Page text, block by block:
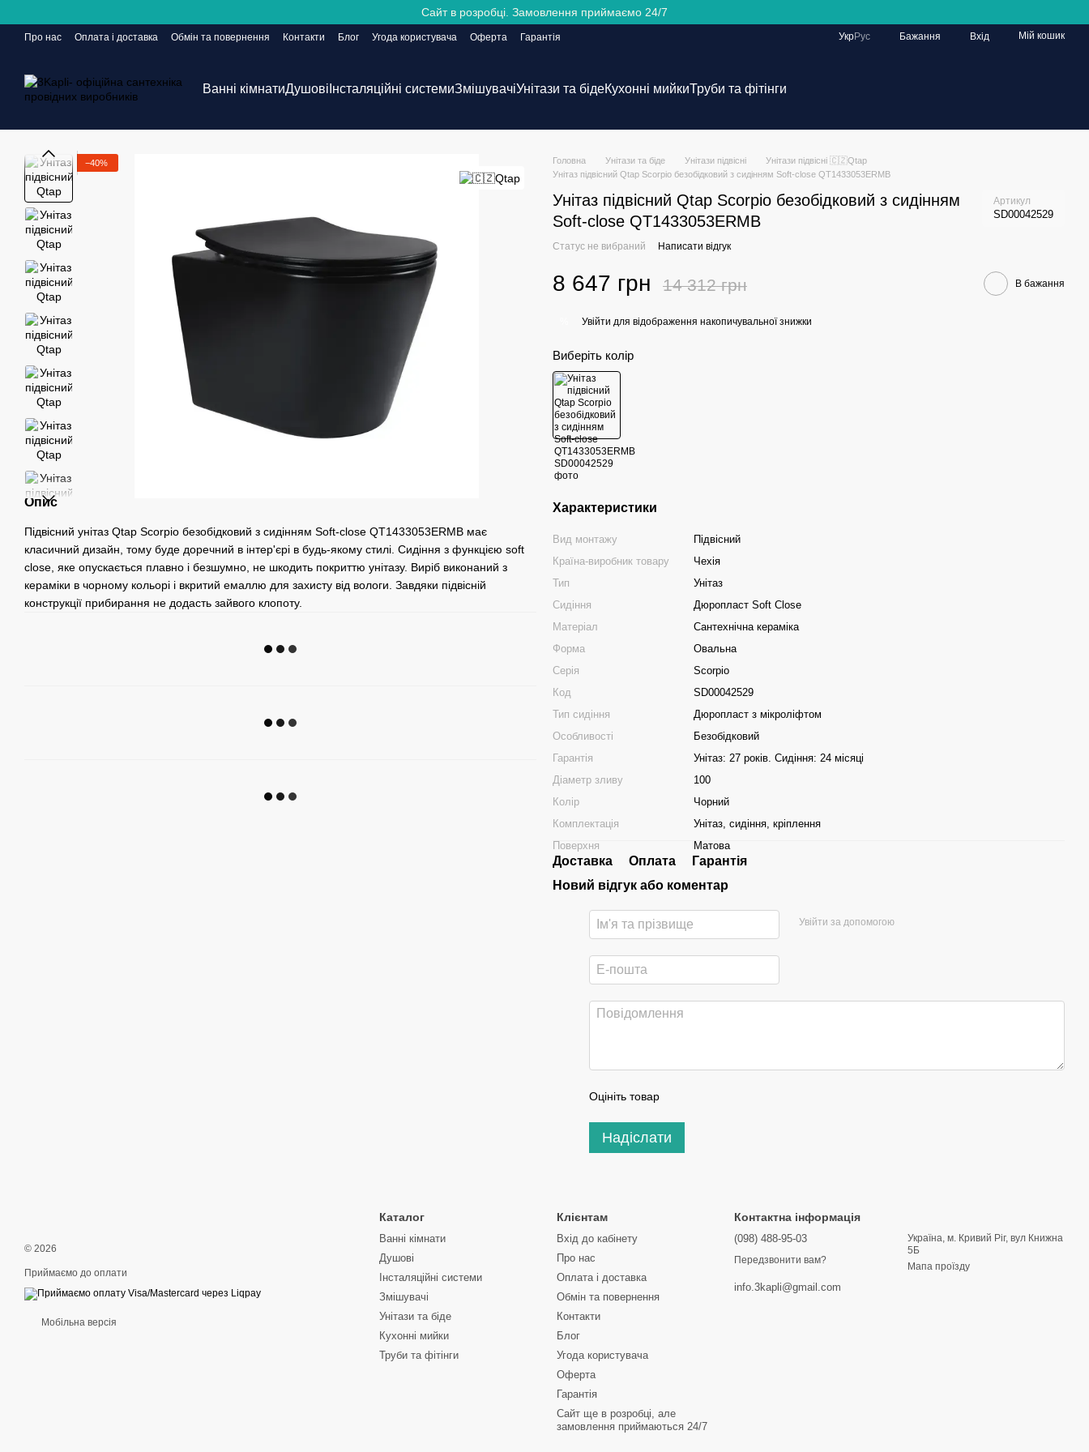
Сайт в розробці. Замовлення приймаємо 24/7
Про нас Оплата і доставка Обмін та повернення Контакти Блог Угода користувача Оферта
Гарантія
УкрРус Бажання Вхід Мій кошик
Ванні кімнатиДушові Інсталяційні системиЗмішувачіУнітази та бідеКухонні мийкиТруби та фітінги
−40%
Опис
Підвісний унітаз Qtap Scorpio безобідковий з сидінням Soft-close QT1433053ERMB має
класичний дизайн, тому буде доречний в інтер'єрі в будь-якому стилі. Сидіння з функцією soft
close, яке опускається плавно і безшумно, не шкодить покриттю унітазу. Виріб виконаний з
кераміки в чорному кольорі і вкритий емаллю для захисту від вологи. Завдяки підвісній
конструкції прибирання не додасть зайвого клопоту.
Головна Унітази та біде Унітази підвісні
Унітази підвісні 🇨🇿Qtap
Унітаз підвісний Qtap Scorpio безобідковий з сидінням Soft-close QT1433053ERMB
Унітаз підвісний Qtap Scorpio безобідковий з сидінням
Soft-close QT1433053ERMB
Артикул
SD00042529
Статус не вибраний Написати відгук
8 647 грн 14 312 грн В бажання
Увійти для відображення накопичувальної знижки
Виберіть колір
Характеристики
Вид монтажу
Підвісний
Країна-виробник товару
Чехія
Тип
Унітаз
Сидіння
Дюропласт Soft Close
Матеріал
Сантехнічна кераміка
Форма
Овальна
Серія
Scorpio
Код
SD00042529
Тип сидіння
Дюропласт з мікроліфтом
Особливості
Безобідковий
Гарантія
Унітаз: 27 років. Сидіння: 24 місяці
Діаметр зливу
100
Колір
Чорний
Комплектація
Унітаз, сидіння, кріплення
Поверхня
Матова
Доставка Оплата
Гарантія
Новий відгук або коментар
Увійти за допомогою
Оцініть товар
Надіслати
© 2026
Приймаємо до оплати
Мобільна версія
Каталог
Ванні кімнати
Душові
Інсталяційні системи
Змішувачі
Унітази та біде
Кухонні мийки
Труби та фітінги
Клієнтам
Вхід до кабінету
Про нас
Оплата і доставка
Обмін та повернення
Контакти
Блог
Угода користувача
Оферта
Гарантія
Сайт ще в розробці, але
замовлення приймаються 24/7
Контактна інформація
(098) 488-95-03
Передзвонити вам?
info.3kapli@gmail.com
Україна, м. Кривий Ріг, вул Книжна
5Б
Мапа проїзду